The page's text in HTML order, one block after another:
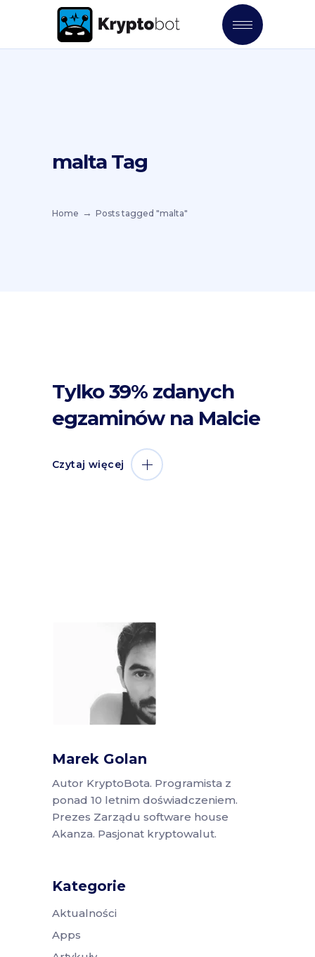
malta Tag
Home Posts tagged "malta"
Tylko 39% zdanych
egzaminów na Malcie
Czytaj więcej
Marek Golan
Autor KryptoBota. Programista z
ponad 10 letnim doświadczeniem.
Prezes Zarządu software house
Akanza. Pasjonat kryptowalut.
Kategorie
Aktualności
Apps